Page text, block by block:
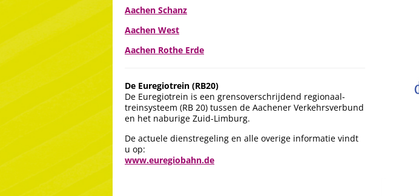
Aachen Schanz
Aachen West
Aachen Rothe Erde
De Euregiotrein (RB20)
De Euregiotrein is een grensoverschrijdend regionaal-
treinsysteem (RB 20) tussen de Aachener Verkehrsverbund
en het naburige Zuid-Limburg.
De actuele dienstregeling en alle overige informatie vindt
u op:
www.euregiobahn.de